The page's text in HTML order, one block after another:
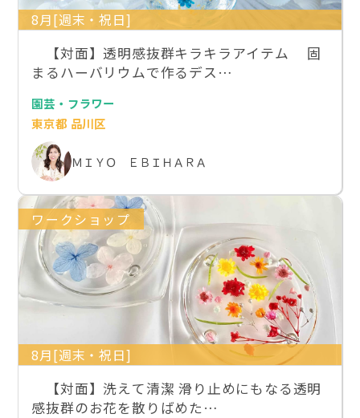
8月[週末・祝日]
【対面】透明感抜群キラキラアイテム 固
まるハーバリウムで作るデス…
園芸・フラワー
東京都 品川区
ＭＩＹＯ ＥＢＩＨＡＲＡ
ワークショップ
8月[週末・祝日]
【対面】洗えて清潔 滑り止めにもなる透明
感抜群のお花を散りばめた…